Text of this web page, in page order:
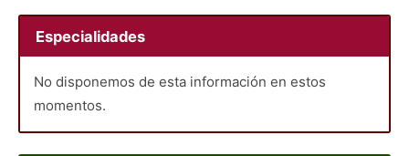
Especialidades
No disponemos de esta información en estos
momentos.